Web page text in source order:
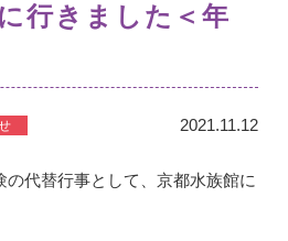
行きました＜年
2021.11.12
の代替行事として、京都水族館に